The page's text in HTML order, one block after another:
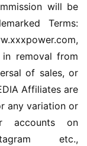
will be
Terms:
removal from
of sales, or
Affiliates are
any variation or
accounts on
etc.,